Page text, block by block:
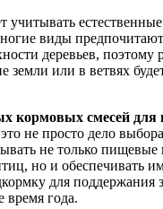
учитывать
виды предпочитают
деревьев, поэтому
земли или в ветвях
кормовых смесей для
не просто дело
не только пищевые
но и обеспечивать
для поддержания
время года.